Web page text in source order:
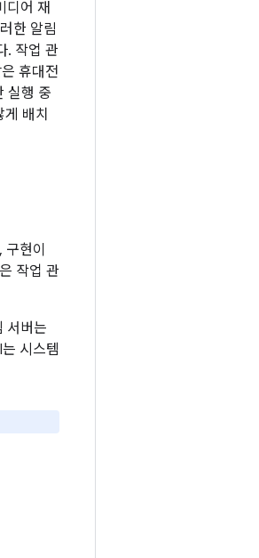
디어 재
한 알림
. 작업 관
휴대전
실행 중
배치
현이
작업 관
서버는
시스템